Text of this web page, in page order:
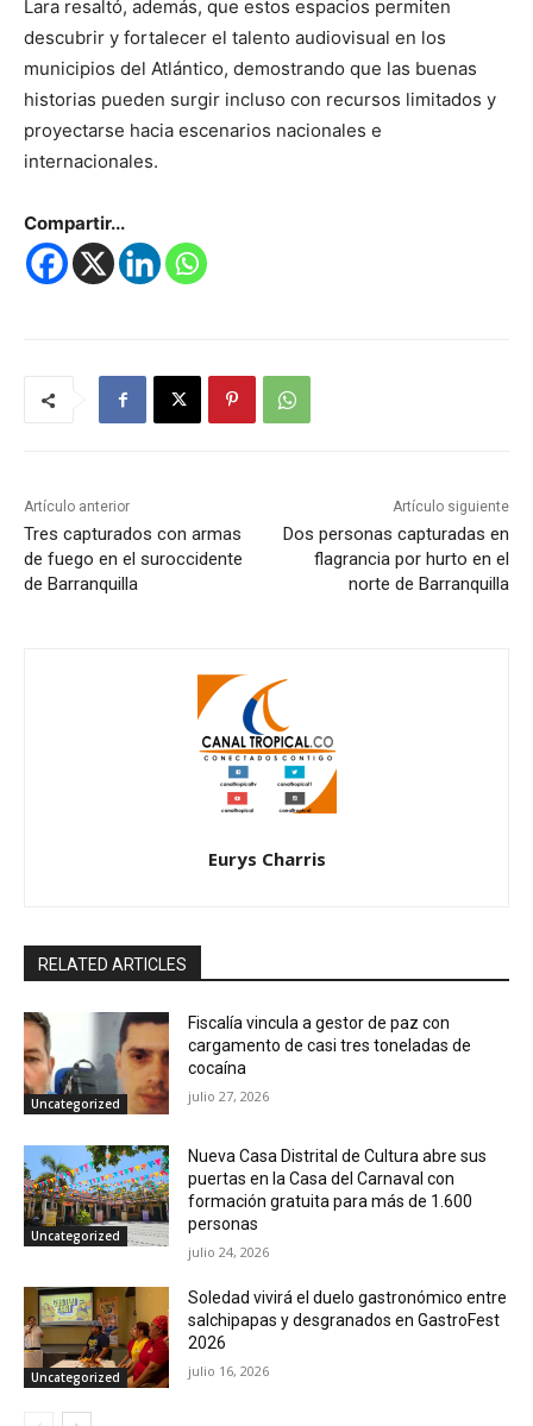
Lara resaltó, además, que estos espacios permiten
descubrir y fortalecer el talento audiovisual en los
municipios del Atlántico, demostrando que las buenas
historias pueden surgir incluso con recursos limitados y
proyectarse hacia escenarios nacionales e
internacionales.
Compartir...
Artículo anterior
Tres capturados con armas
de fuego en el suroccidente
de Barranquilla
Artículo siguiente
Dos personas capturadas en
flagrancia por hurto en el
norte de Barranquilla
Eurys Charris
RELATED ARTICLES
Uncategorized
Fiscalía vincula a gestor de paz con
cargamento de casi tres toneladas de
cocaína
julio 27, 2026
Uncategorized
Nueva Casa Distrital de Cultura abre sus
puertas en la Casa del Carnaval con
formación gratuita para más de 1.600
personas
julio 24, 2026
Uncategorized
Soledad vivirá el duelo gastronómico entre
salchipapas y desgranados en GastroFest
2026
julio 16, 2026